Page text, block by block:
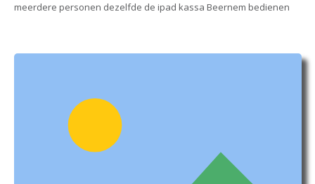
meerdere personen dezelfde de ipad kassa Beernem bedienen